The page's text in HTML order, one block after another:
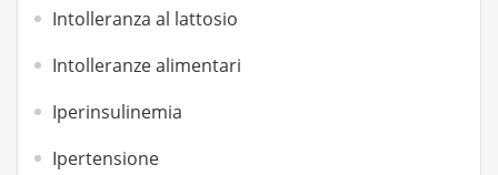
Intolleranza al lattosio
Intolleranze alimentari
Iperinsulinemia
Ipertensione